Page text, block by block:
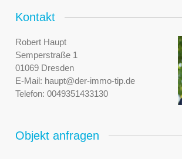
Kontakt
Robert Haupt
Semperstraße 1
01069 Dresden
E-Mail: haupt@der-immo-tip.de
Telefon: 0049351433130
Objekt anfragen